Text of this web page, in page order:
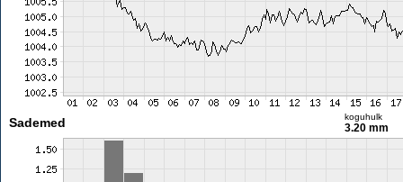
Sademed koguhulk
3.20 mm